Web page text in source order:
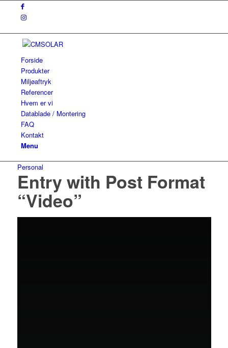
Forside
Produkter
Miljøaftryk
Referencer
Hvem er vi
Datablade / Montering
FAQ
Kontakt
Menu
Personal
Entry with Post Format
“Video”